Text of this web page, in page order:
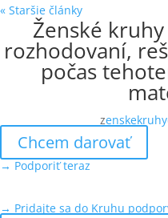
« Staršie články
Ženské
rozhodovaní,
počas
z
Chcem darovať
→ Podporiť teraz
→ Pridajte sa do Kruhu